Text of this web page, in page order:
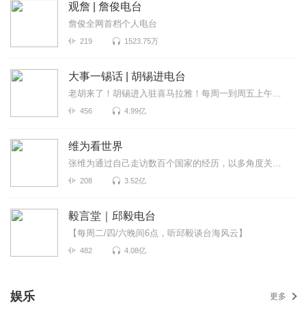
观詹 | 詹俊电台
詹俊全网首档个人电台
219 1523.75万
大事一锡话 | 胡锡进电台
老胡来了！胡锡进入驻喜马拉雅！每周一到周五上午喜马拉雅独家呈现，胡锡进为全网听众拨开重重迷雾，听...
456 4.99亿
维为看世界
张维为通过自己走访数百个国家的经历，以多角度关注世界政局变化，跟进社会热门话题，见微知著的分析国...
208 3.52亿
毅言堂｜邱毅电台
【每周二/四/六晚间6点，听邱毅谈台海风云】
482 4.08亿
娱乐 更多